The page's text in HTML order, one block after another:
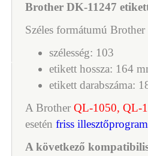
Brother DK-11247
Széles formátumú
szélesség: 103
etikett hossza: 164
etikett darabszáma:
A Brother QL-1050, QL-
esetén friss
A következő